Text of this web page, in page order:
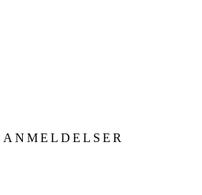
ANMELDELSER